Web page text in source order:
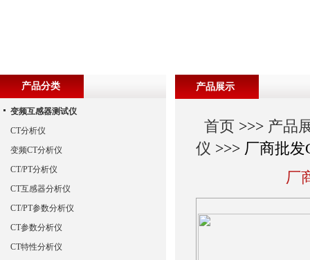
产品展示
首页 >>> 产品
仪 >>> 厂商批
厂
产品分类
变频互感器测试仪
CT分析仪
变频CT分析仪
CT/PT分析仪
CT互感器分析仪
CT/PT参数分析仪
CT参数分析仪
CT特性分析仪